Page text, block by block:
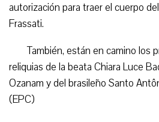
autorización para traer el cuerpo
Frassati.
También, están en camino los
reliquias de la beata Chiara Luce
Ozanam y del brasileño Santo
(EPC)